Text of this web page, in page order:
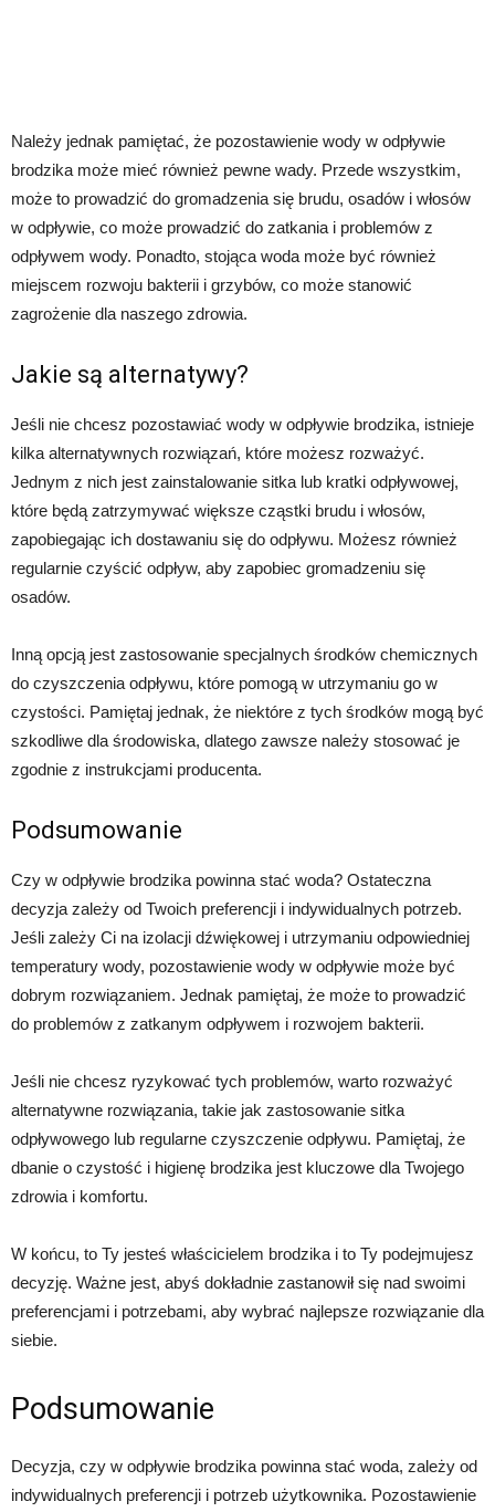
Należy jednak pamiętać, że pozostawienie wody w odpływie
brodzika może mieć również pewne wady. Przede wszystkim,
może to prowadzić do gromadzenia się brudu, osadów i włosów
w odpływie, co może prowadzić do zatkania i problemów z
odpływem wody. Ponadto, stojąca woda może być również
miejscem rozwoju bakterii i grzybów, co może stanowić
zagrożenie dla naszego zdrowia.
Jakie są alternatywy?
Jeśli nie chcesz pozostawiać wody w odpływie brodzika, istnieje
kilka alternatywnych rozwiązań, które możesz rozważyć.
Jednym z nich jest zainstalowanie sitka lub kratki odpływowej,
które będą zatrzymywać większe cząstki brudu i włosów,
zapobiegając ich dostawaniu się do odpływu. Możesz również
regularnie czyścić odpływ, aby zapobiec gromadzeniu się
osadów.
Inną opcją jest zastosowanie specjalnych środków chemicznych
do czyszczenia odpływu, które pomogą w utrzymaniu go w
czystości. Pamiętaj jednak, że niektóre z tych środków mogą być
szkodliwe dla środowiska, dlatego zawsze należy stosować je
zgodnie z instrukcjami producenta.
Podsumowanie
Czy w odpływie brodzika powinna stać woda? Ostateczna
decyzja zależy od Twoich preferencji i indywidualnych potrzeb.
Jeśli zależy Ci na izolacji dźwiękowej i utrzymaniu odpowiedniej
temperatury wody, pozostawienie wody w odpływie może być
dobrym rozwiązaniem. Jednak pamiętaj, że może to prowadzić
do problemów z zatkanym odpływem i rozwojem bakterii.
Jeśli nie chcesz ryzykować tych problemów, warto rozważyć
alternatywne rozwiązania, takie jak zastosowanie sitka
odpływowego lub regularne czyszczenie odpływu. Pamiętaj, że
dbanie o czystość i higienę brodzika jest kluczowe dla Twojego
zdrowia i komfortu.
W końcu, to Ty jesteś właścicielem brodzika i to Ty podejmujesz
decyzję. Ważne jest, abyś dokładnie zastanowił się nad swoimi
preferencjami i potrzebami, aby wybrać najlepsze rozwiązanie dla
siebie.
Podsumowanie
Decyzja, czy w odpływie brodzika powinna stać woda, zależy od
indywidualnych preferencji i potrzeb użytkownika. Pozostawienie